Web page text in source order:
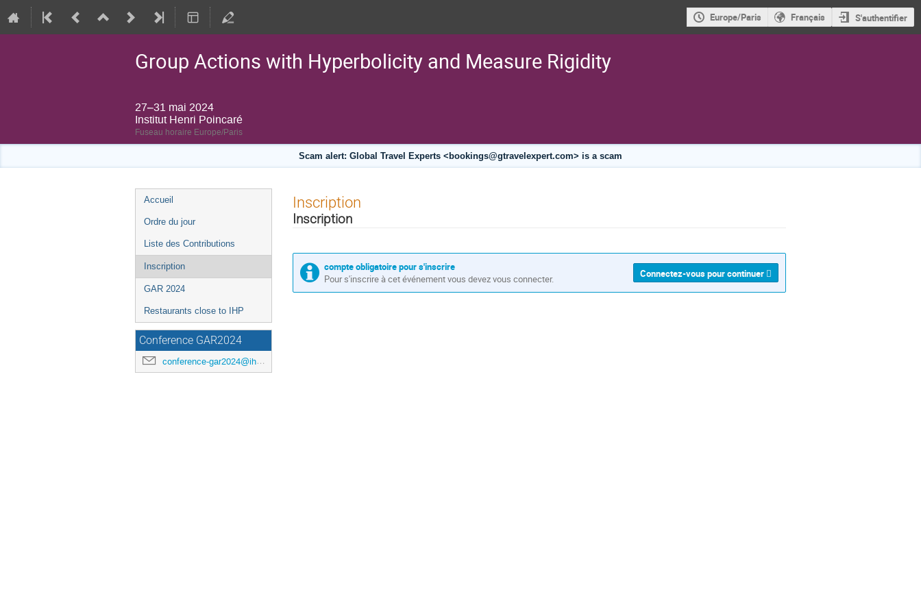
Europe/Paris Français S'authentifier
Group Actions with Hyperbolicity and Measure Rigidity
27–31 mai 2024
Institut Henri Poincaré
Fuseau horaire Europe/Paris
Scam alert: Global Travel Experts <bookings@gtravelexpert.com> is a scam
Menu
de
Accueil
Ordre du jour
Liste des Contributions
Inscription
GAR 2024
Restaurants close to IHP
Conference GAR2024
conference-gar2024@ihp.fr
Inscription
Inscription
compte obligatoire pour s'inscrire
Pour s'inscrire à cet événement vous devez vous connecter.
Connectez-vous pour continuer